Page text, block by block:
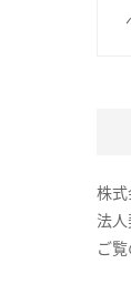
株
法
ご